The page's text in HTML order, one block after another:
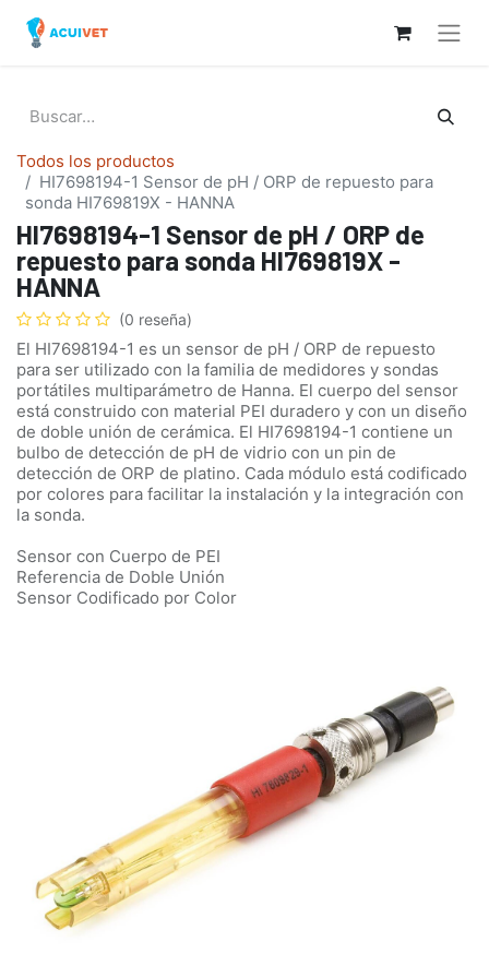
Todos los productos
HI7698194-1 Sensor de pH / ORP de repuesto para
sonda HI769819X - HANNA
HI7698194-1 Sensor de pH / ORP de
repuesto para sonda HI769819X -
HANNA
(0 reseña)
El HI7698194-1 es un sensor de pH / ORP de repuesto
para ser utilizado con la familia de medidores y sondas
portátiles multiparámetro de Hanna. El cuerpo del sensor
está construido con material PEI duradero y con un diseño
de doble unión de cerámica. El HI7698194-1 contiene un
bulbo de detección de pH de vidrio con un pin de
detección de ORP de platino. Cada módulo está codificado
por colores para facilitar la instalación y la integración con
la sonda.
Sensor con Cuerpo de PEI
Referencia de Doble Unión
Sensor Codificado por Color